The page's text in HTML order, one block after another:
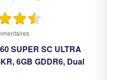
SUPER SC ULTRA
6GB GDDR6, Dual